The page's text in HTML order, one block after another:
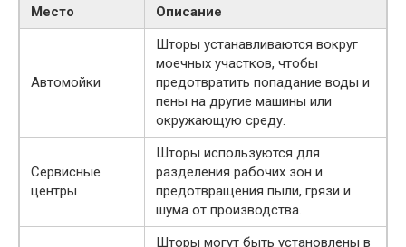
Место Описание
Автомойки
Шторы устанавливаются вокруг
моечных участков, чтобы
предотвратить попадание воды и
пены на другие машины или
окружающую среду.
Сервисные
центры
Шторы используются для
разделения рабочих зон и
предотвращения пыли, грязи и
шума от производства.
Шторы могут быть установлены в